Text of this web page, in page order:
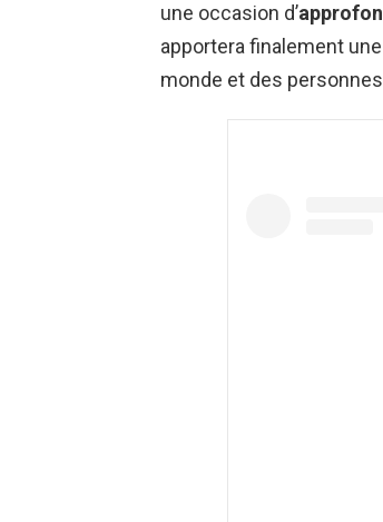
une occasion d’
apportera finalement
monde et des